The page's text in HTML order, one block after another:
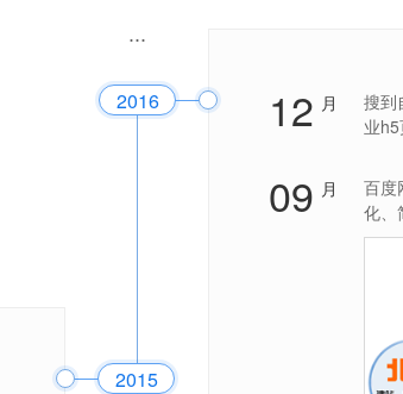
2016 12 月
搜到
业
09 月
百度
化、
2015